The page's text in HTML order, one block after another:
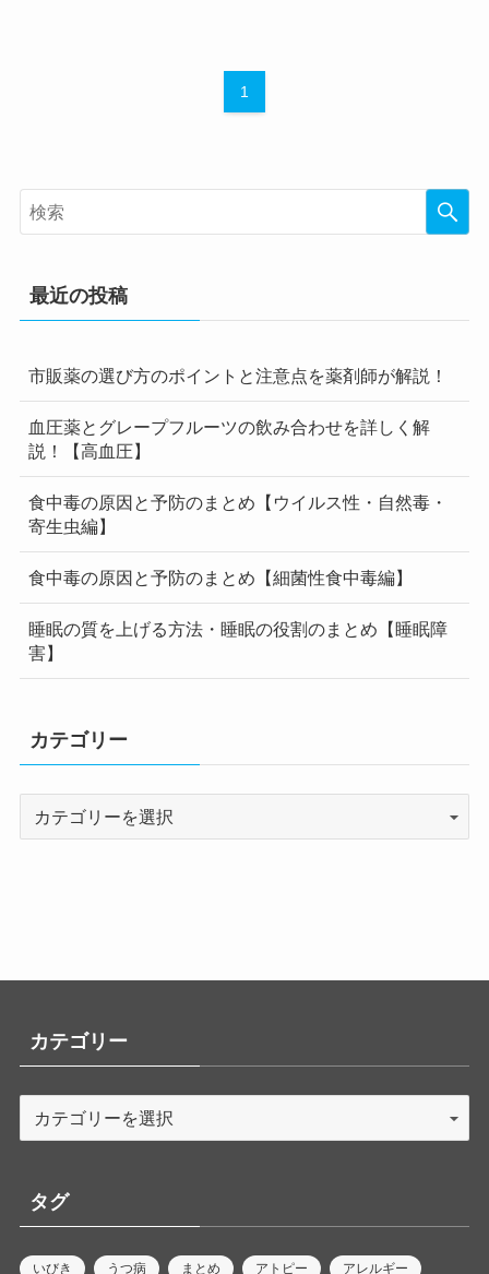
1
最近の投稿
市販薬の選び方のポイントと注意点を薬剤師が解説！
血圧薬とグレープフルーツの飲み合わせを詳しく解
説！【高血圧】
食中毒の原因と予防のまとめ【ウイルス性・自然毒・
寄生虫編】
食中毒の原因と予防のまとめ【細菌性食中毒編】
睡眠の質を上げる方法・睡眠の役割のまとめ【睡眠障
害】
カテゴリー
カテゴリー
タグ
いびき うつ病 まとめ アトピー アレルギー